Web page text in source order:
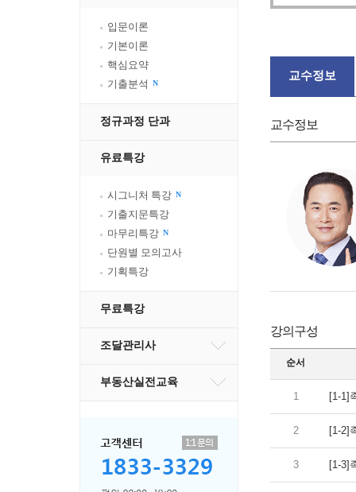
입문이론
기본이론
핵심요약
기출분석
N
정규과정 단과
유료특강
시그니처 특강 N
기출지문특강
마무리특강 N
단원별 모의고사
기획특강
무료특강
조달관리사
부동산실전교육
교수정보
교수정보
강의구성
순서
1 [1-1]
2 [1-2]
3 [1-3]